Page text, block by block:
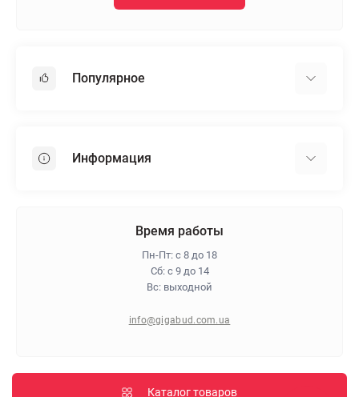
Популярное
Пенопласт
Информация
Политика конфиденциальности
Время работы
Пн-Пт: с 8 до 18
Сб: с 9 до 14
Вс: выходной
info@gigabud.com.ua
Каталог товаров